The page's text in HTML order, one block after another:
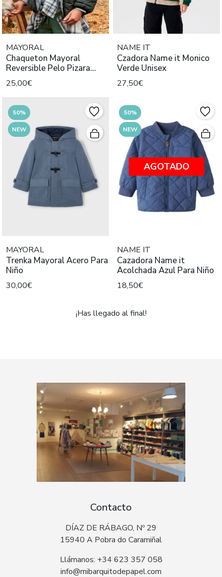
MAYORAL
Chaqueton Mayoral
Reversible Pelo Pizara
Para Niño
25,00€
NAME IT
Czadora Name it Monico
Verde Unisex
27,50€
50%
NEW
MAYORAL
Trenka Mayoral Acero Para
Niño
30,00€
50%
NEW
AGOTADO
NAME IT
Cazadora Name it
Acolchada Azul Para Niño
18,50€
¡Has llegado al final!
Contacto
DÍAZ DE RÁBAGO, Nº 29
15940 A Pobra do Caramiñal
Llámanos: +34 623 357 058
info@mibarquitodepapel.com